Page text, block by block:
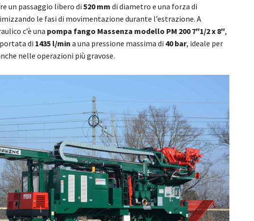
un passaggio libero di 520 mm di diametro e una forza di
le fasi di movimentazione durante l’estrazione. A
c’è una pompa fango Massenza modello PM 200 7″1/2 x 8″,
di 1435 l/min a una pressione massima di 40 bar, ideale per
nelle operazioni più gravose.